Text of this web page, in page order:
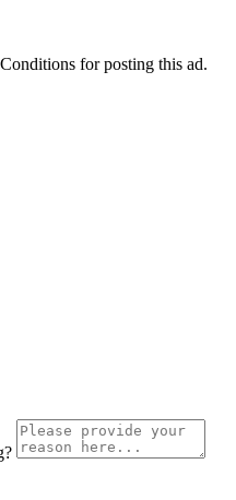
for posting this ad.